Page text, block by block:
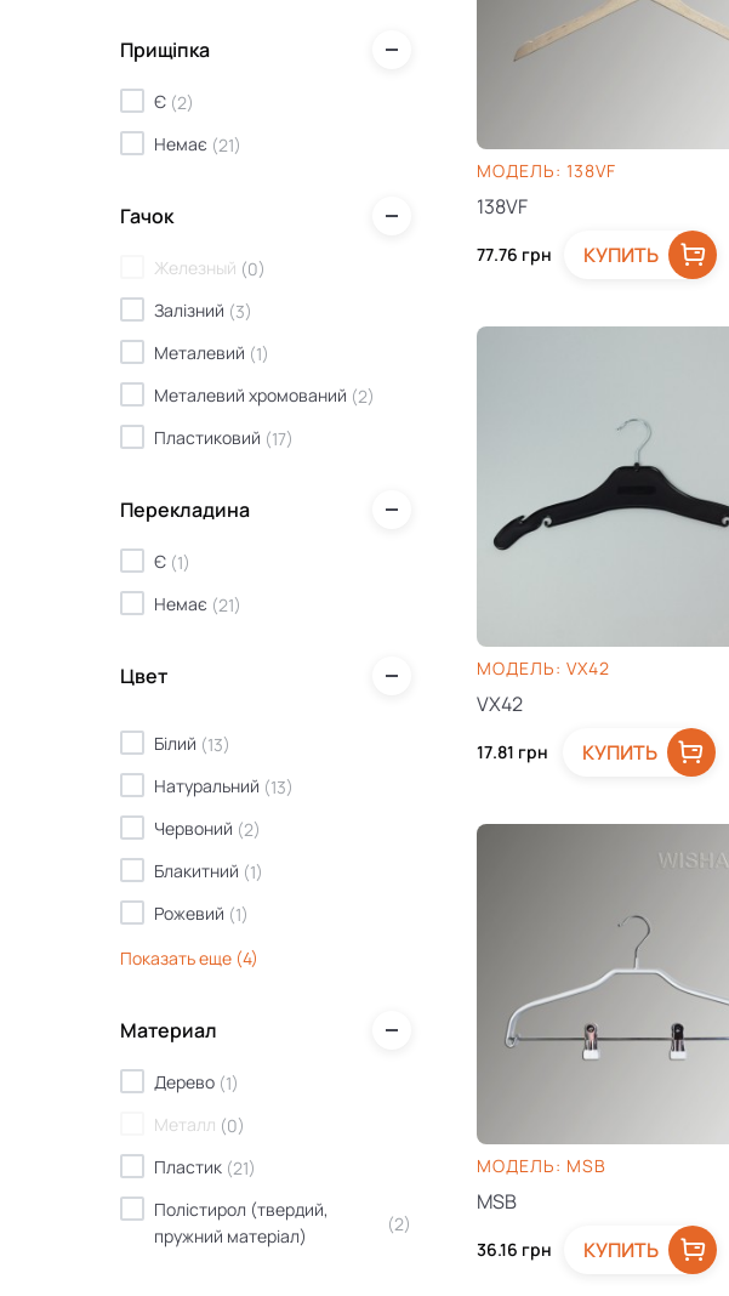
Прищіпка
Є (2)
Немає (21)
Гачок
Железный (0)
Залізний (3)
Металевий (1)
Металевий хромований (2)
Пластиковий (17)
Перекладина
Є (1)
Немає (21)
Цвет
Білий (13)
Натуральний (13)
Червоний (2)
Блакитний (1)
Рожевий (1)
Чорний (12)
Прозорий
Белый( 0)
Чорний / Білий / будь-який
Показать еще (4)
Материал
Дерево (1)
Металл (0)
Пластик (21)
Полістирол (твердий,
пружний матеріал)
(2)
МОДЕЛЬ: 138VF
138VF
77.76 грн КУПИТЬ
МОДЕЛЬ: VX42
VX42
17.81 грн КУПИТЬ
МОДЕЛЬ: MSB
MSB
36.16 грн КУПИТЬ